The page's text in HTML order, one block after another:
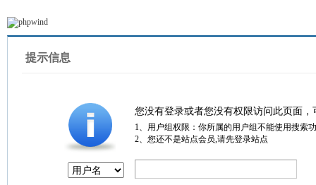
提示信息
您没有登录或者您没有权限访问此页面
1、用户组权限：你所属的用户组不能使用搜索
2、您还不是站点会员,请先登录站点